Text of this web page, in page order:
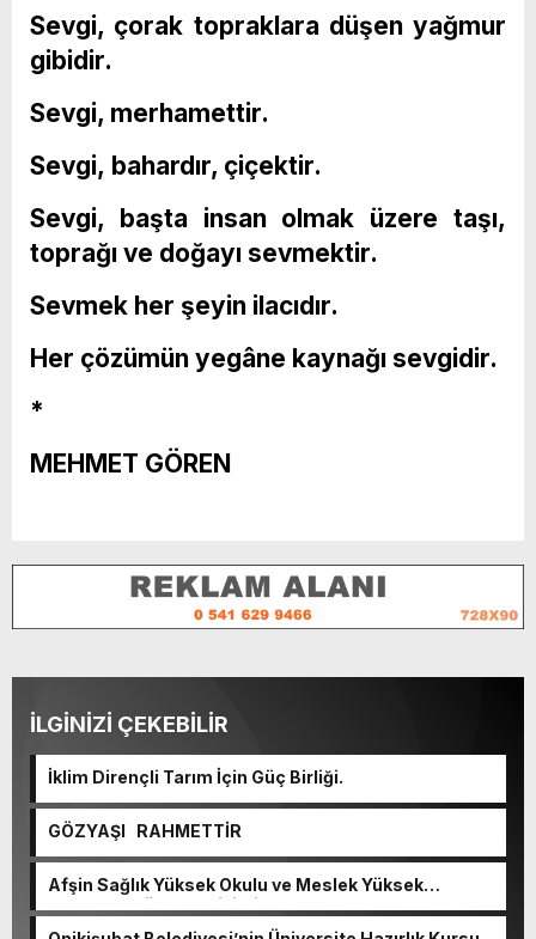
Sevgi, çorak topraklara düşen yağmur
gibidir.
Sevgi, merhamettir.
Sevgi, bahardır, çiçektir.
Sevgi, başta insan olmak üzere taşı,
toprağı ve doğayı sevmektir.
Sevmek her şeyin ilacıdır.
Her çözümün yegâne kaynağı sevgidir.
*
MEHMET GÖREN
İLGİNİZİ ÇEKEBİLİR
İklim Dirençli Tarım İçin Güç Birliği.
GÖZYAŞI RAHMETTİR
Afşin Sağlık Yüksek Okulu ve Meslek Yüksek
Okulunda görev değişimi!